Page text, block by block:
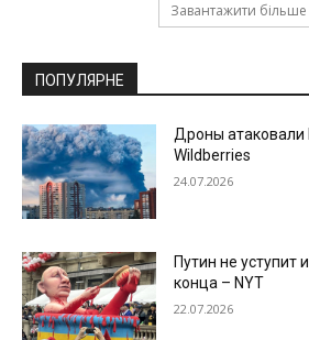
Завантажити більше
ПОПУЛЯРНЕ
Дроны атаковали
Wildberries
24.07.2026
Путин не уступит
конца – NYT
22.07.2026